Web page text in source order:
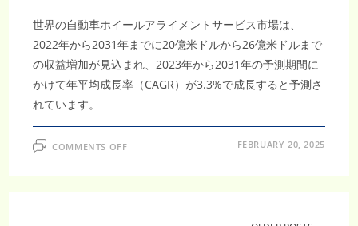
世界の自動車ホイールアライメントサービス市場は、
2022年から2031年までに20億米ドルから26億米ドルまで
の収益増加が見込まれ、2023年から2031年の予測期間に
かけて年平均成長率（CAGR）が3.3%で成長すると予測さ
れています。
COMMENTS OFFON FEBRUARY 20, 2025